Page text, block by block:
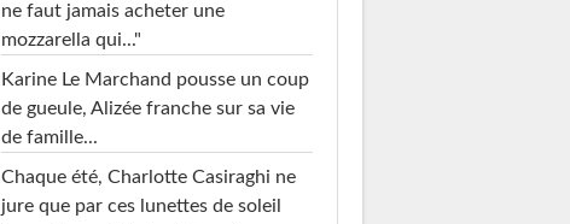
ne faut jamais acheter une
mozzarella qui..."
Karine Le Marchand pousse un coup
de gueule, Alizée franche sur sa vie
de famille...
Chaque été, Charlotte Casiraghi ne
jure que par ces lunettes de soleil